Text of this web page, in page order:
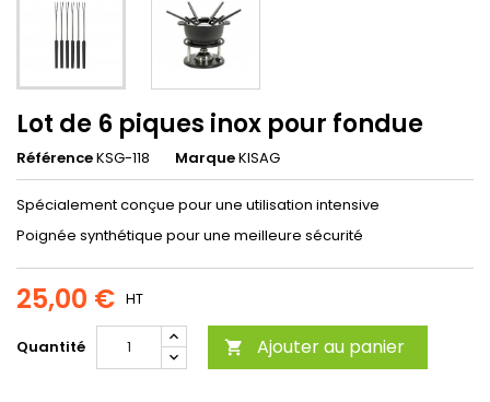
Lot de 6 piques inox pour fondue
RéférenceKSG-118 MarqueKISAG
Spécialement conçue pour une utilisation intensive
Poignée synthétique pour une meilleure sécurité
25,00 € HT
Quantité  Ajouter au panier